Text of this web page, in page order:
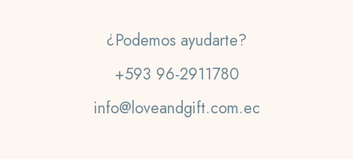
¿Podemos ayudarte?
+593 96-2911780
info@loveandgift.com.ec